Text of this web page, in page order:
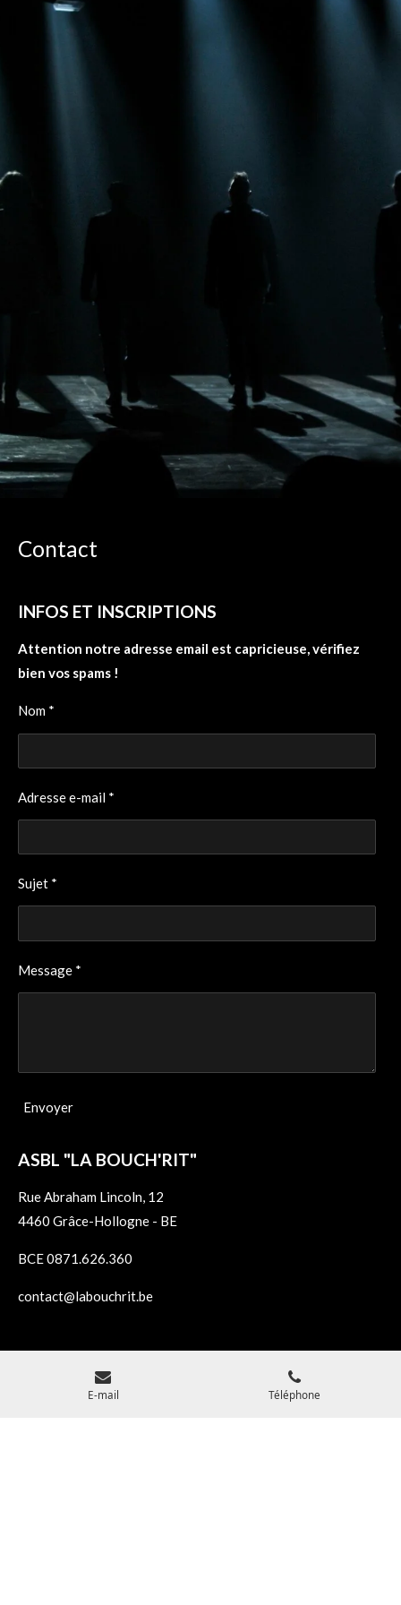
Contact
INFOS ET INSCRIPTIONS
Attention notre adresse email est capricieuse, vérifiez
bien vos spams !
Nom *
Adresse e-mail *
Sujet *
Message *
Envoyer
ASBL "LA BOUCH'RIT"
Rue Abraham Lincoln, 12
4460 Grâce-Hollogne - BE
BCE 0871.626.360
contact@labouchrit.be
Florence LOCICERO - Choeur POP, coaching vocal et
comédie musicale
E-mail Téléphone